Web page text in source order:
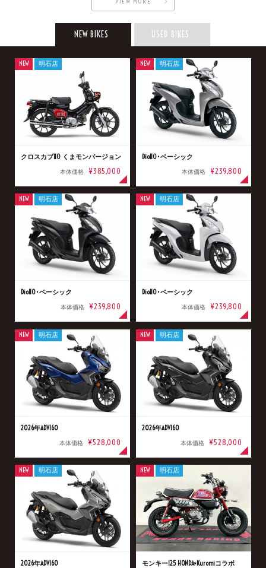
NEW BIKES USED BIKES
クロスカブ110 くまモンバージョン
本体価格 ¥385,000
NEW 明石店
Dio110･ベーシック
本体価格 ¥239,800
NEW 明石店
Dio110･ベーシック
本体価格 ¥239,800
NEW 明石店
Dio110･ベーシック
本体価格 ¥239,800
NEW 明石店
2026年ADV160
本体価格 ¥528,000
NEW 明石店
2026年ADV160
本体価格 ¥528,000
NEW 明石店
2026年ADV160
NEW 明石店
モンキー125 HONDA×Kuromiコラボ
NEW 明石店